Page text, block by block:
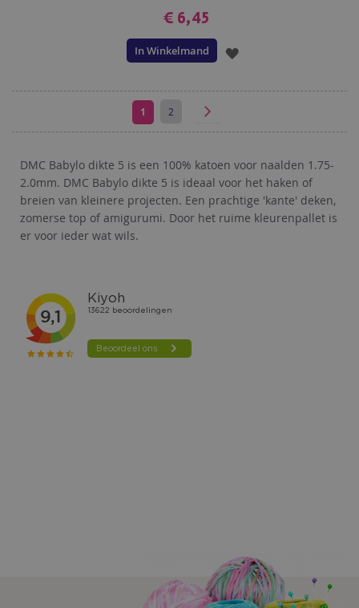
€ 6,45
In Winkelmand
VOEG
VERLANGLIJST
Pagina
U
lees
momenteel
pagina
1 Pagina
2
DMC Babylo dikte 5 is een 100% katoen voor naalden 1.75-
2.0mm. DMC Babylo dikte 5 is ideaal voor het haken of
breien van kleinere projecten. Een prachtige 'kante' deken,
zomerse top of amigurumi. Door het ruime kleurenpallet is
er voor ieder wat wils.